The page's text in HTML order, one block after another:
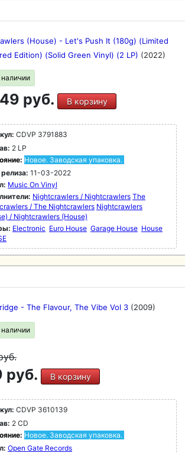
on August 19, 2022. On the cover art of "50
Ones" releases, her 50th number one entry
Search I Find" is missed out in the text
which consists of all her other number-
of Billboard's Hot Dance Club Play chart.
reflection.
(House) - Let's Push It (180g) (Limited
Edition) (Solid Green Vinyl) (2 LP) (2022)
наличии
руб. В корзину
CDVP 3791883
2 LP
Новое. Заводская упаковка.
11-03-2022
Music On Vinyl
Nightcrawlers / Nightcrawlers The
/ The Nightcrawlers Nightcrawlers
/ Nightcrawlers (House)
Electronic Euro House Garage House House
- The Flavour, The Vibe Vol 3 (2009)
наличии
руб. В корзину
CDVP 3610139
2 CD
Новое. Заводская упаковка.
Open Gate Records